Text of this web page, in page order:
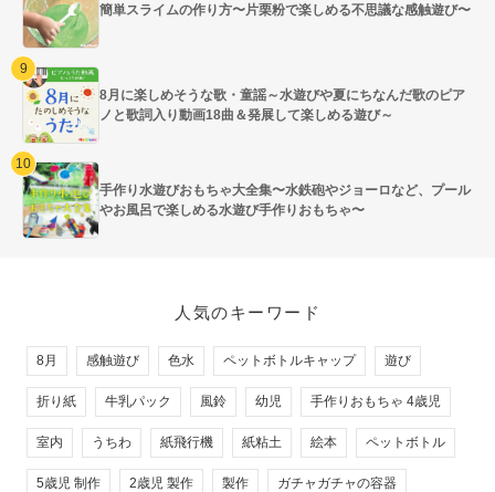
簡単スライムの作り方〜片栗粉で楽しめる不思議な感触遊び〜
8月に楽しめそうな歌・童謡～水遊びや夏にちなんだ歌のピア
ノと歌詞入り動画18曲＆発展して楽しめる遊び～
手作り水遊びおもちゃ大全集〜水鉄砲やジョーロなど、プール
やお風呂で楽しめる水遊び手作りおもちゃ〜
人気のキーワード
8月 感触遊び 色水 ペットボトルキャップ 遊び
折り紙 牛乳パック 風鈴 幼児 手作りおもちゃ 4歳児
室内 うちわ 紙飛行機 紙粘土 絵本 ペットボトル
5歳児 制作 2歳児 製作 製作 ガチャガチャの容器